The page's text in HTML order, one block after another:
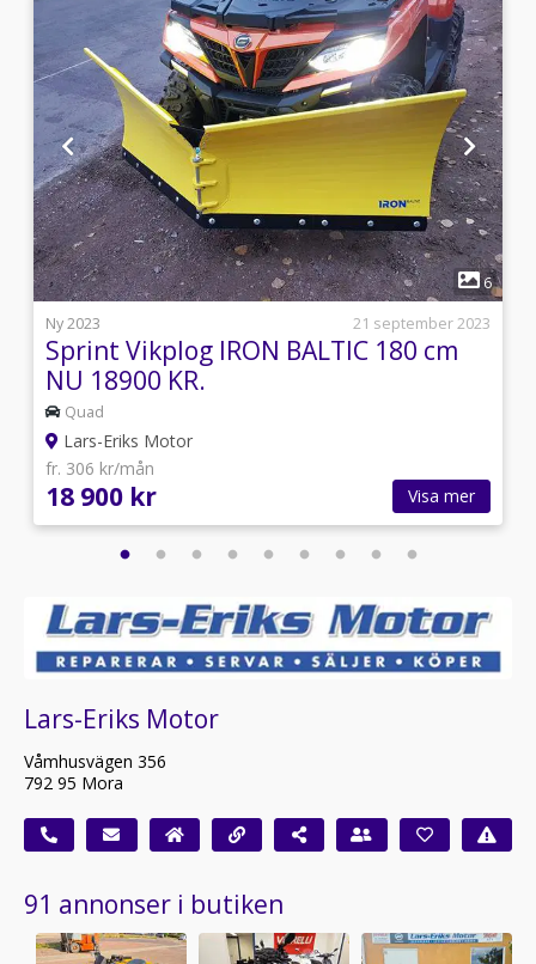
1
6
Ny 2023
21 september 2023
Sprint Vikplog IRON BALTIC 180 cm
NU 18900 KR.
Quad
Lars-Eriks Motor
fr. 306 kr/mån
18 900 kr Visa mer
Lars-Eriks Motor
Våmhusvägen 356
792 95 Mora
91 annonser i butiken